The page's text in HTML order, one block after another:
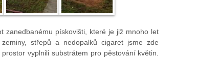
zanedbanému pískovišti, které je již mnoho let
střepů a nedopalků cigaret jsme zde
vyplnili substrátem pro pěstování květin.